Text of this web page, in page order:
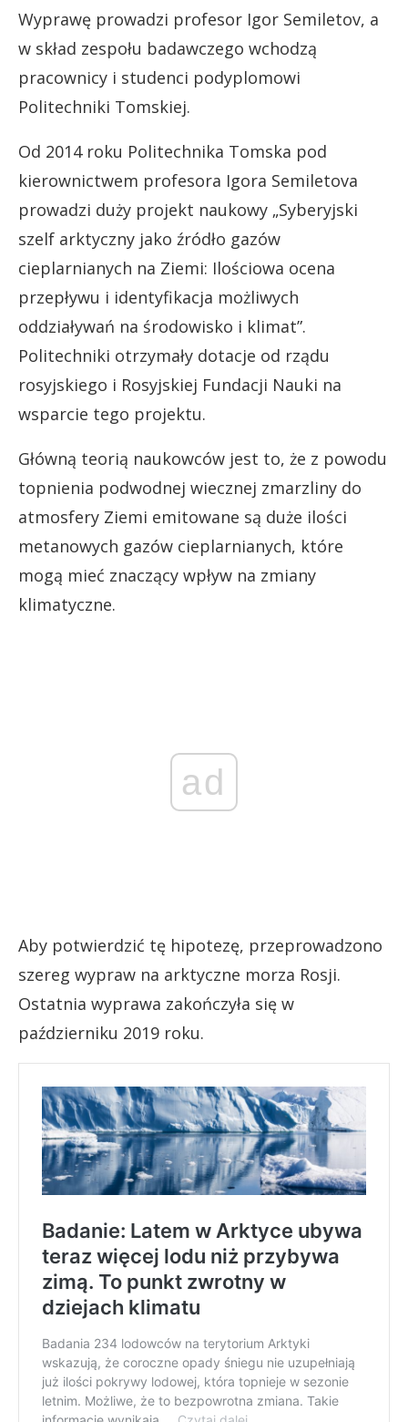
Wyprawę prowadzi profesor Igor Semiletov, a
w skład zespołu badawczego wchodzą
pracownicy i studenci podyplomowi
Politechniki Tomskiej.
Od 2014 roku Politechnika Tomska pod
kierownictwem profesora Igora Semiletova
prowadzi duży projekt naukowy „Syberyjski
szelf arktyczny jako źródło gazów
cieplarnianych na Ziemi: Ilościowa ocena
przepływu i identyfikacja możliwych
oddziaływań na środowisko i klimat”.
Politechniki otrzymały dotacje od rządu
rosyjskiego i Rosyjskiej Fundacji Nauki na
wsparcie tego projektu.
Główną teorią naukowców jest to, że z powodu
topnienia podwodnej wiecznej zmarzliny do
atmosfery Ziemi emitowane są duże ilości
metanowych gazów cieplarnianych, które
mogą mieć znaczący wpływ na zmiany
klimatyczne.
ad
Aby potwierdzić tę hipotezę, przeprowadzono
szereg wypraw na arktyczne morza Rosji.
Ostatnia wyprawa zakończyła się w
październiku 2019 roku.